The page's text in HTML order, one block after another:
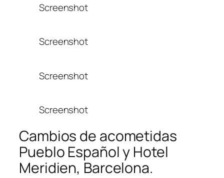
Screenshot
Screenshot
Screenshot
Screenshot
Cambios de acometidas
Pueblo Español y Hotel
Meridien, Barcelona.